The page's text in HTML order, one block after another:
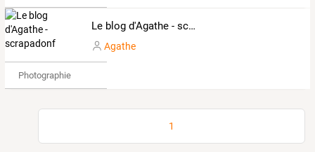
Le blog d'Agathe - scrapadonf
Agathe
Photographie
1